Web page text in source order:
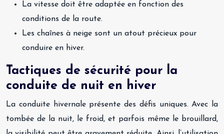
La vitesse doit être adaptée en fonction des
conditions de la route.
Les chaînes à neige sont un atout précieux pour
conduire en hiver.
Tactiques de sécurité pour la
conduite de nuit en hiver
La conduite hivernale présente des défis uniques. Avec la
tombée de la nuit, le froid, et parfois même le brouillard,